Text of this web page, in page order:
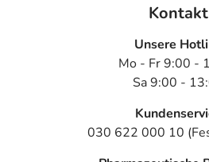
Kontakt
Unsere
Mo - Fr 9:00 -
Sa 9:00 -
030 622 000 10